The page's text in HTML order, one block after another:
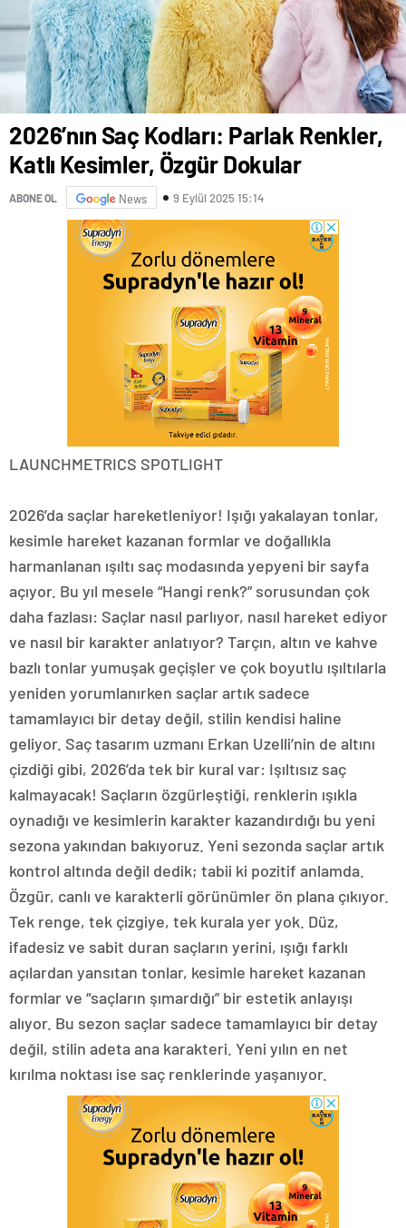
2026’nın Saç Kodları: Parlak Renkler,
Katlı Kesimler, Özgür Dokular
ABONE OL News 9 Eylül 2025 15:14
LAUNCHMETRICS SPOTLIGHT
2026’da saçlar hareketleniyor! Işığı yakalayan tonlar,
kesimle hareket kazanan formlar ve doğallıkla
harmanlanan ışıltı saç modasında yepyeni bir sayfa
açıyor. Bu yıl mesele “Hangi renk?” sorusundan çok
daha fazlası: Saçlar nasıl parlıyor, nasıl hareket ediyor
ve nasıl bir karakter anlatıyor? Tarçın, altın ve kahve
bazlı tonlar yumuşak geçişler ve çok boyutlu ışıltılarla
yeniden yorumlanırken saçlar artık sadece
tamamlayıcı bir detay değil, stilin kendisi haline
geliyor. Saç tasarım uzmanı Erkan Uzelli’nin de altını
çizdiği gibi, 2026’da tek bir kural var: Işıltısız saç
kalmayacak! Saçların özgürleştiği, renklerin ışıkla
oynadığı ve kesimlerin karakter kazandırdığı bu yeni
sezona yakından bakıyoruz. Yeni sezonda saçlar artık
kontrol altında değil dedik; tabii ki pozitif anlamda.
Özgür, canlı ve karakterli görünümler ön plana çıkıyor.
Tek renge, tek çizgiye, tek kurala yer yok. Düz,
ifadesiz ve sabit duran saçların yerini, ışığı farklı
açılardan yansıtan tonlar, kesimle hareket kazanan
formlar ve “saçların şımardığı” bir estetik anlayışı
alıyor. Bu sezon saçlar sadece tamamlayıcı bir detay
değil, stilin adeta ana karakteri. Yeni yılın en net
kırılma noktası ise saç renklerinde yaşanıyor.